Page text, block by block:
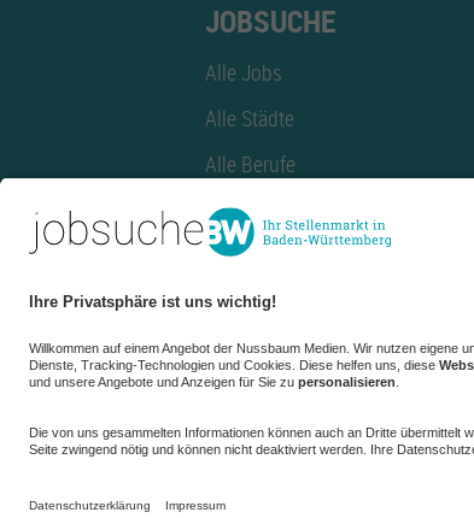
JOBSUCHE
Alle Jobs
Alle Städte
Alle Berufe
Alle Berufe nach Stadt
Alle Tätigkeitsbereiche
Alle Tätigkeitsbereiche nach Stadt
azubiBW.de
Minijobs
Firmenprofil